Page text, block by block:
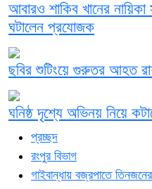
প্রচ্ছদ
রংপুর বিভাগ
গাইবান্ধায় বজ্রপাতে
আবারও শাকিব খানের নায়িকা
ঘটালেন প্রযোজক
ছবির শুটিংয়ে গুরুতর আহত
ঘনিষ্ঠ দৃশ্যে অভিনয় নিয়ে